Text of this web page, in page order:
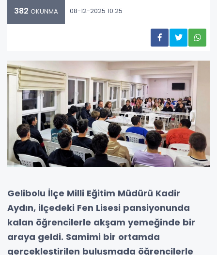
382 OKUNMA 08-12-2025 10:25
Gelibolu İlçe Milli Eğitim Müdürü Kadir
Aydın, ilçedeki Fen Lisesi pansiyonunda
kalan öğrencilerle akşam yemeğinde bir
araya geldi. Samimi bir ortamda
gerçekleştirilen buluşmada öğrencilerle